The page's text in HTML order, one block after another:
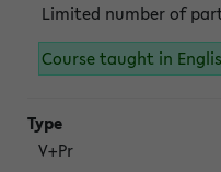
Limited number of
Course taught in
V+Pr